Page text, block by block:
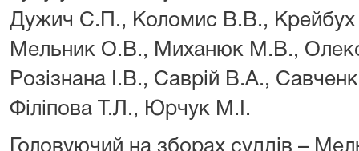
Дужич С.П., Коломис В.В.,
Мельник О.В., Миханюк М.В.,
Розізнана І.В., Саврій В.А.,
Філіпова Т.Л., Юрчук М.І.
Головуючий на зборах суддів –